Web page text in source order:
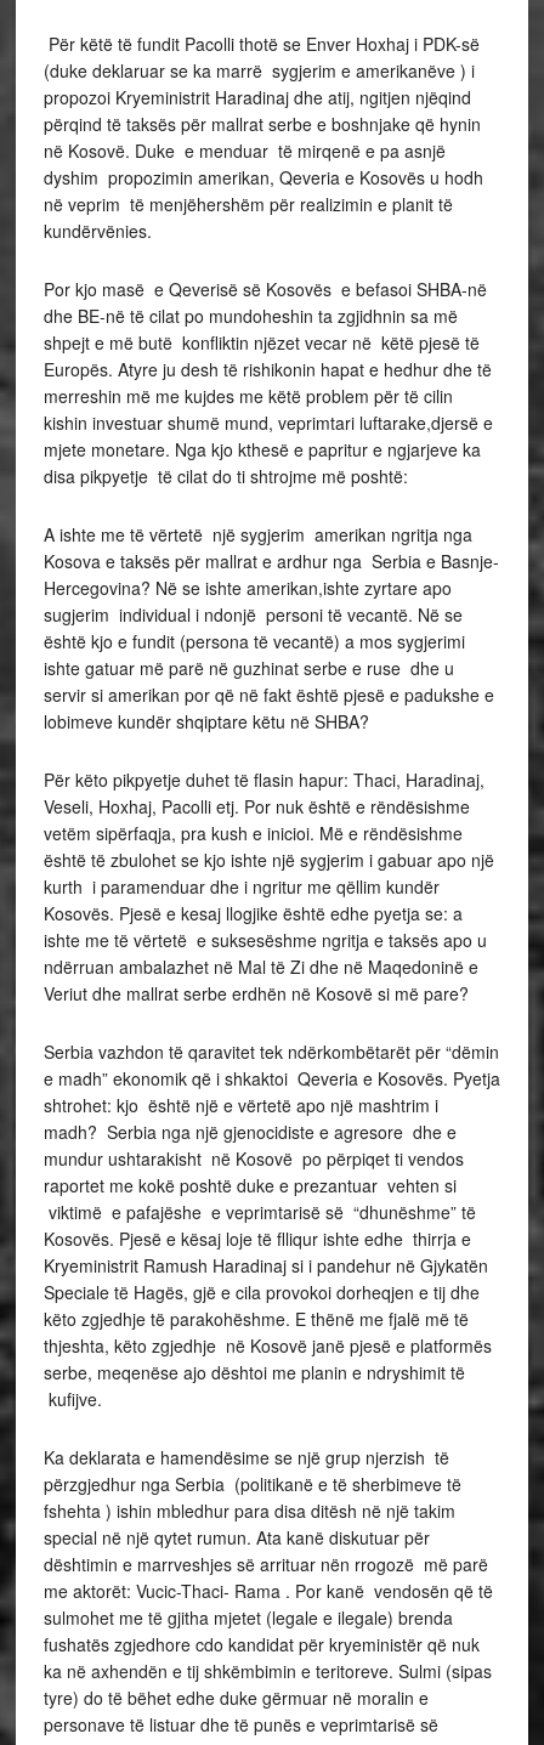
Për këtë të fundit Pacolli thotë se Enver Hoxhaj i PDK-së
(duke deklaruar se ka marrë sygjerim e amerikanëve ) i
propozoi Kryeministrit Haradinaj dhe atij, ngitjen njëqind
përqind të taksës për mallrat serbe e boshnjake që hynin
në Kosovë. Duke e menduar të mirqenë e pa asnjë
dyshim propozimin amerikan, Qeveria e Kosovës u hodh
në veprim të menjëhershëm për realizimin e planit të
kundërvënies.
Por kjo masë e Qeverisë së Kosovës e befasoi SHBA-në
dhe BE-në të cilat po mundoheshin ta zgjidhnin sa më
shpejt e më butë konfliktin njëzet vecar në këtë pjesë të
Europës. Atyre ju desh të rishikonin hapat e hedhur dhe të
merreshin më me kujdes me këtë problem për të cilin
kishin investuar shumë mund, veprimtari luftarake,djersë e
mjete monetare. Nga kjo kthesë e papritur e ngjarjeve ka
disa pikpyetje të cilat do ti shtrojme më poshtë:
A ishte me të vërtetë një sygjerim amerikan ngritja nga
Kosova e taksës për mallrat e ardhur nga Serbia e Basnje-
Hercegovina? Në se ishte amerikan,ishte zyrtare apo
sugjerim individual i ndonjë personi të vecantë. Në se
është kjo e fundit (persona të vecantë) a mos sygjerimi
ishte gatuar më parë në guzhinat serbe e ruse dhe u
servir si amerikan por që në fakt është pjesë e padukshe e
lobimeve kundër shqiptare këtu në SHBA?
Për këto pikpyetje duhet të flasin hapur: Thaci, Haradinaj,
Veseli, Hoxhaj, Pacolli etj. Por nuk është e rëndësishme
vetëm sipërfaqja, pra kush e inicioi. Më e rëndësishme
është të zbulohet se kjo ishte një sygjerim i gabuar apo një
kurth i paramenduar dhe i ngritur me qëllim kundër
Kosovës. Pjesë e kesaj llogjike është edhe pyetja se: a
ishte me të vërtetë e suksesëshme ngritja e taksës apo u
ndërruan ambalazhet në Mal të Zi dhe në Maqedoninë e
Veriut dhe mallrat serbe erdhën në Kosovë si më pare?
Serbia vazhdon të qaravitet tek ndërkombëtarët për “dëmin
e madh” ekonomik që i shkaktoi Qeveria e Kosovës. Pyetja
shtrohet: kjo është një e vërtetë apo një mashtrim i
madh? Serbia nga një gjenocidiste e agresore dhe e
mundur ushtarakisht në Kosovë po përpiqet ti vendos
raportet me kokë poshtë duke e prezantuar vehten si
viktimë e pafajëshe e veprimtarisë së “dhunëshme” të
Kosovës. Pjesë e kësaj loje të flliqur ishte edhe thirrja e
Kryeministrit Ramush Haradinaj si i pandehur në Gjykatën
Speciale të Hagës, gjë e cila provokoi dorheqjen e tij dhe
këto zgjedhje të parakohëshme. E thënë me fjalë më të
thjeshta, këto zgjedhje në Kosovë janë pjesë e platformës
serbe, meqenëse ajo dështoi me planin e ndryshimit të
kufijve.
Ka deklarata e hamendësime se një grup njerzish të
përzgjedhur nga Serbia (politikanë e të sherbimeve të
fshehta ) ishin mbledhur para disa ditësh në një takim
special në një qytet rumun. Ata kanë diskutuar për
dështimin e marrveshjes së arrituar nën rrogozë më parë
me aktorët: Vucic-Thaci- Rama . Por kanë vendosën që të
sulmohet me të gjitha mjetet (legale e ilegale) brenda
fushatës zgjedhore cdo kandidat për kryeministër që nuk
ka në axhendën e tij shkëmbimin e teritoreve. Sulmi (sipas
tyre) do të bëhet edhe duke gërmuar në moralin e
personave të listuar dhe të punës e veprimtarisë së